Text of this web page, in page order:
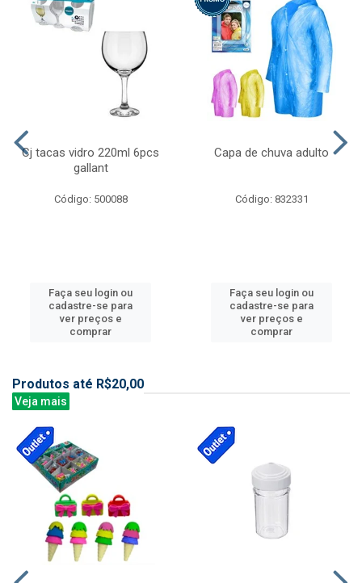
Cj tacas vidro 220ml 6pcs
gallant
Código: 500088
Faça seu login ou
cadastre-se para
ver preços e
comprar
Capa de chuva adulto
Código: 832331
Faça seu login ou
cadastre-se para
ver preços e
comprar
Produtos até R$20,00
Veja mais